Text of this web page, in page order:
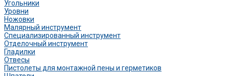
Угольники
Уровни
Ножовки
Малярный инструмент
Специализированный инструмент
Отделочный инструмент
Гладилки
Отвесы
Пистолеты для монтажной пены и герметиков